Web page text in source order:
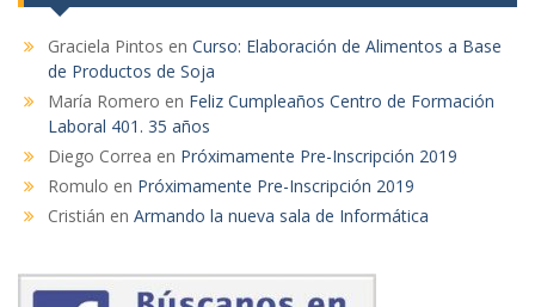
Graciela Pintos en Curso: Elaboración de Alimentos a Base
de Productos de Soja
María Romero en Feliz Cumpleaños Centro de Formación
Laboral 401. 35 años
Diego Correa en Próximamente Pre-Inscripción 2019
Romulo en Próximamente Pre-Inscripción 2019
Cristián en Armando la nueva sala de Informática